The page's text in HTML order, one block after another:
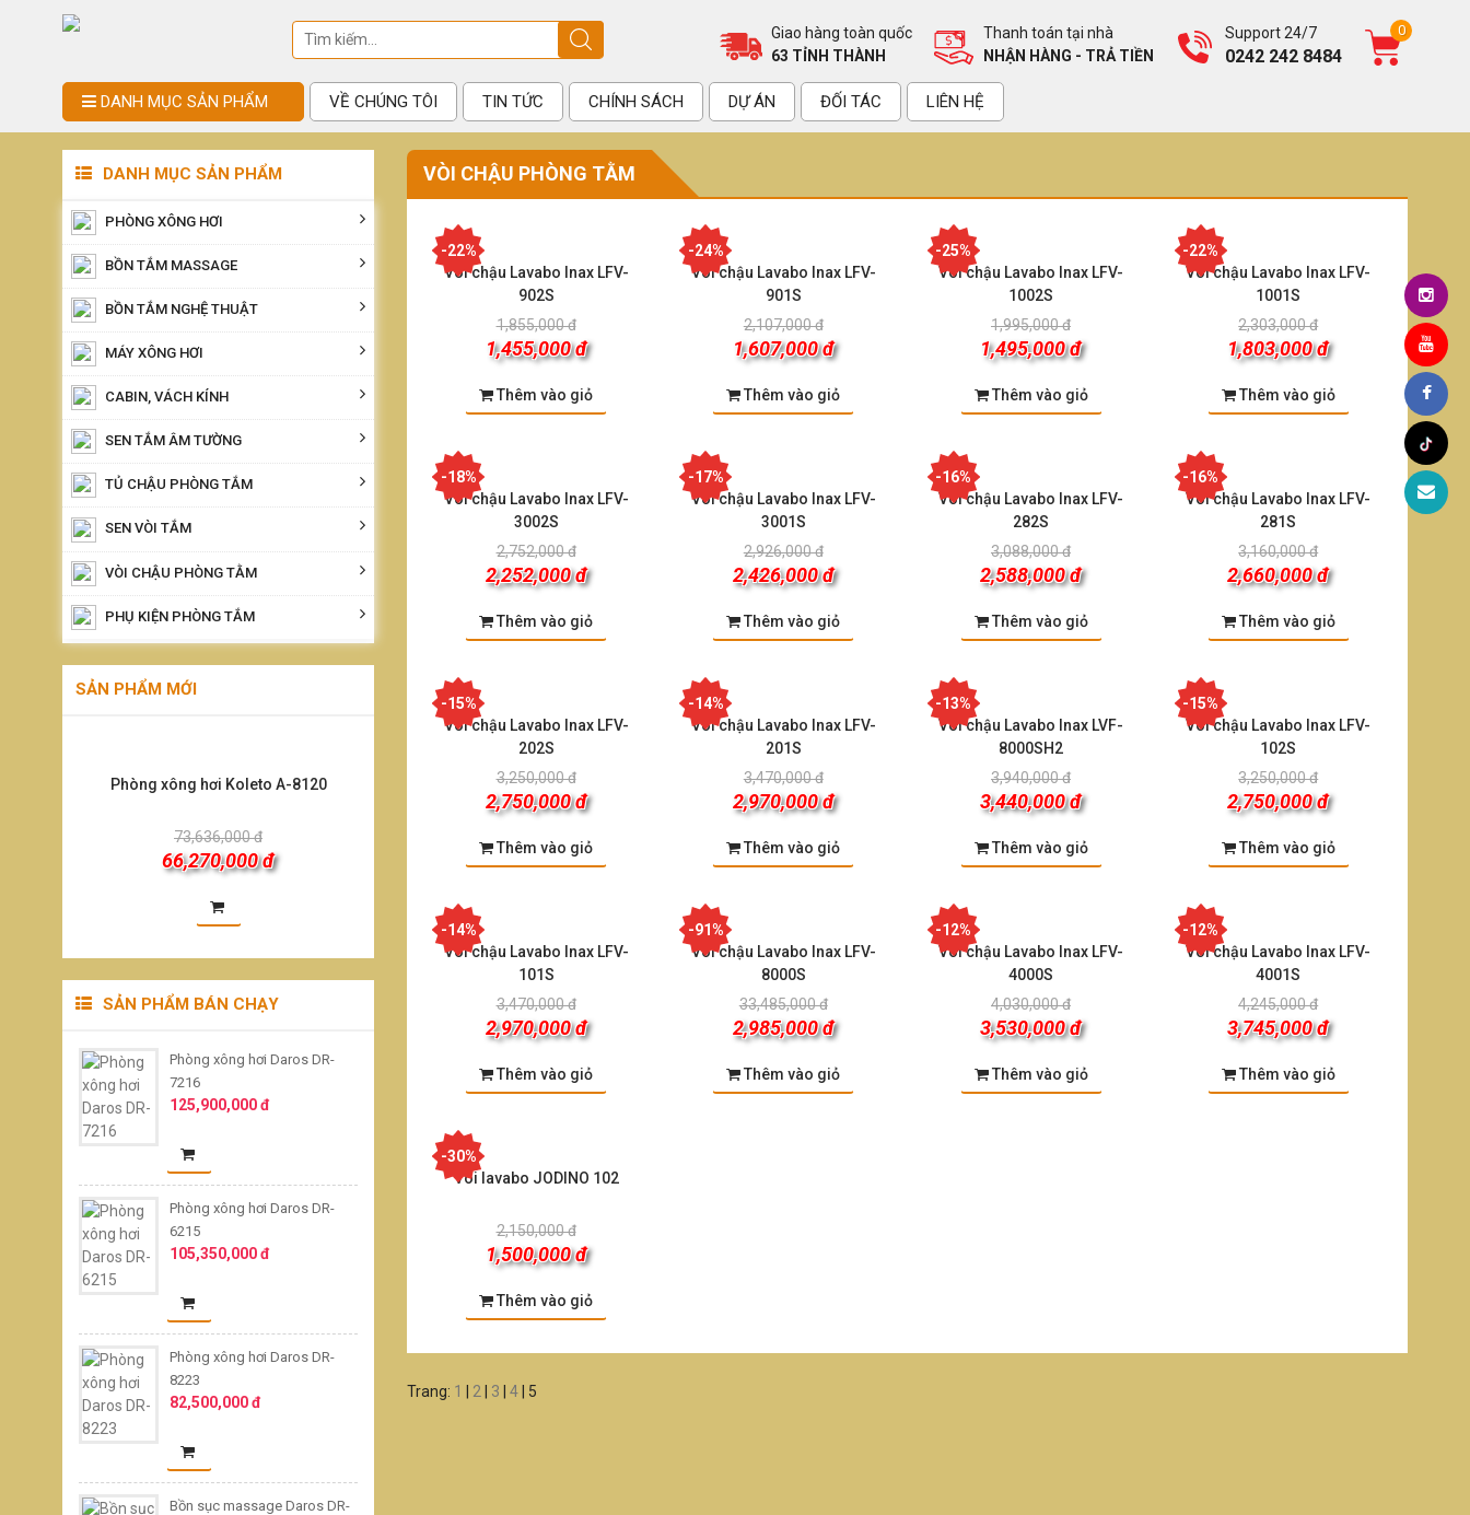
Giao hàng toàn quốc
63 TỈNH THÀNH
Thanh toán tại nhà
NHẬN HÀNG - TRẢ TIỀN
Support 24/7
0242 242 8484
0
DANH MỤC SẢN PHẨM VỀ CHÚNG TÔI TIN TỨC CHÍNH SÁCH DỰ ÁN ĐỐI TÁC LIÊN HỆ
DANH MỤC SẢN PHẨM
PHÒNG XÔNG HƠI
BỒN TẮM MASSAGE
BỒN TẮM NGHỆ THUẬT
MÁY XÔNG HƠI
CABIN, VÁCH KÍNH
SEN TẮM ÂM TƯỜNG
TỦ CHẬU PHÒNG TẮM
SEN VÒI TẮM
VÒI CHẬU PHÒNG TẰM
PHỤ KIỆN PHÒNG TẮM
SẢN PHẨM MỚI
Phòng xông hơi Koleto A-8120
73,636,000 đ
66,270,000 đ
SẢN PHẨM BÁN CHẠY
Phòng xông hơi Daros DR-
7216
125,900,000 đ
Phòng xông hơi Daros DR-
6215
105,350,000 đ
Phòng xông hơi Daros DR-
8223
82,500,000 đ
Bồn sục massage Daros DR-
VÒI CHẬU PHÒNG TẰM
-22%
Vòi chậu Lavabo Inax LFV-
902S
1,855,000 đ
1,455,000 đ
Thêm vào giỏ
-24%
Vòi chậu Lavabo Inax LFV-
901S
2,107,000 đ
1,607,000 đ
Thêm vào giỏ
-25%
Vòi chậu Lavabo Inax LFV-
1002S
1,995,000 đ
1,495,000 đ
Thêm vào giỏ
-22%
Vòi chậu Lavabo Inax LFV-
1001S
2,303,000 đ
1,803,000 đ
Thêm vào giỏ
-18%
Vòi chậu Lavabo Inax LFV-
3002S
2,752,000 đ
2,252,000 đ
Thêm vào giỏ
-17%
Vòi chậu Lavabo Inax LFV-
3001S
2,926,000 đ
2,426,000 đ
Thêm vào giỏ
-16%
Vòi chậu Lavabo Inax LFV-
282S
3,088,000 đ
2,588,000 đ
Thêm vào giỏ
-16%
Vòi chậu Lavabo Inax LFV-
281S
3,160,000 đ
2,660,000 đ
Thêm vào giỏ
-15%
Vòi chậu Lavabo Inax LFV-
202S
3,250,000 đ
2,750,000 đ
Thêm vào giỏ
-14%
Vòi chậu Lavabo Inax LFV-
201S
3,470,000 đ
2,970,000 đ
Thêm vào giỏ
-13%
Vòi chậu Lavabo Inax LVF-
8000SH2
3,940,000 đ
3,440,000 đ
Thêm vào giỏ
-15%
Vòi chậu Lavabo Inax LFV-
102S
3,250,000 đ
2,750,000 đ
Thêm vào giỏ
-14%
Vòi chậu Lavabo Inax LFV-
101S
3,470,000 đ
2,970,000 đ
Thêm vào giỏ
-91%
Vòi chậu Lavabo Inax LFV-
8000S
33,485,000 đ
2,985,000 đ
Thêm vào giỏ
-12%
Vòi chậu Lavabo Inax LFV-
4000S
4,030,000 đ
3,530,000 đ
Thêm vào giỏ
-12%
Vòi chậu Lavabo Inax LFV-
4001S
4,245,000 đ
3,745,000 đ
Thêm vào giỏ
-30%
Vòi lavabo JODINO 102
2,150,000 đ
1,500,000 đ
Thêm vào giỏ
Trang: 1 2 3 4 5